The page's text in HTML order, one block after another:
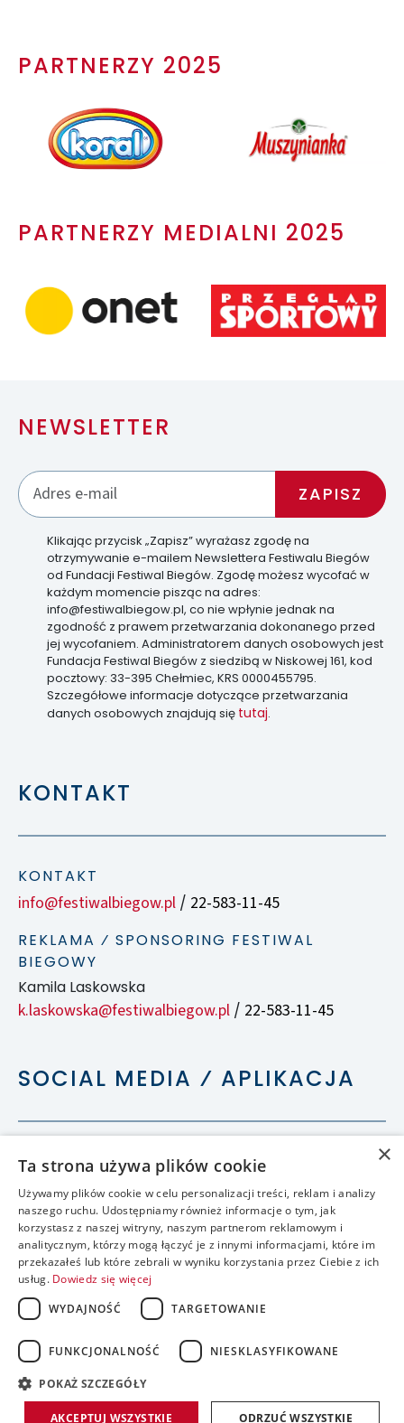
PARTNERZY 2025
PARTNERZY MEDIALNI 2025
NEWSLETTER
Klikając przycisk „Zapisz” wyrażasz zgodę na
otrzymywanie e-mailem Newslettera Festiwalu Biegów
od Fundacji Festiwal Biegów. Zgodę możesz wycofać w
każdym momencie pisząc na adres:
info@festiwalbiegow.pl, co nie wpłynie jednak na
zgodność z prawem przetwarzania dokonanego przed
jej wycofaniem. Administratorem danych osobowych jest
Fundacja Festiwal Biegów z siedzibą w Niskowej 161, kod
pocztowy: 33-395 Chełmiec, KRS 0000455795.
Szczegółowe informacje dotyczące przetwarzania
danych osobowych znajdują się tutaj.
KONTAKT
KONTAKT
info@festiwalbiegow.pl / 22-583-11-45
REKLAMA ⁄ SPONSORING FESTIWAL
BIEGOWY
Kamila Laskowska
k.laskowska@festiwalbiegow.pl / 22-583-11-45
SOCIAL MEDIA ⁄ APLIKACJA
realizacja:
×
Ta strona używa plików cookie
Używamy plików cookie w celu personalizacji treści, reklam i analizy
naszego ruchu. Udostępniamy również informacje o tym, jak
korzystasz z naszej witryny, naszym partnerom reklamowym i
analitycznym, którzy mogą łączyć je z innymi informacjami, które im
przekazałeś lub które zebrali w wyniku korzystania przez Ciebie z ich
usług. Dowiedz się więcej
WYDAJNOŚĆ
TARGETOWANIE
FUNKCJONALNOŚĆ NIESKLASYFIKOWANE
POKAŻ SZCZEGÓŁY
AKCEPTUJ WSZYSTKIE ODRZUĆ WSZYSTKIE
accessible